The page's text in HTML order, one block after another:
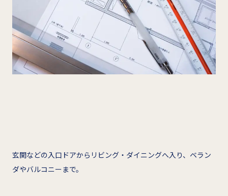
玄関などの入口ドアからリビング・ダイニングへ入り、ベラン
ダやバルコニーまで。